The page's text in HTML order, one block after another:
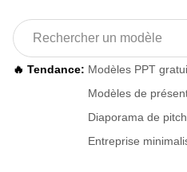
🔥 Tendance: Modèles PPT
Modèles de
Diaporama de pitch
Entreprise